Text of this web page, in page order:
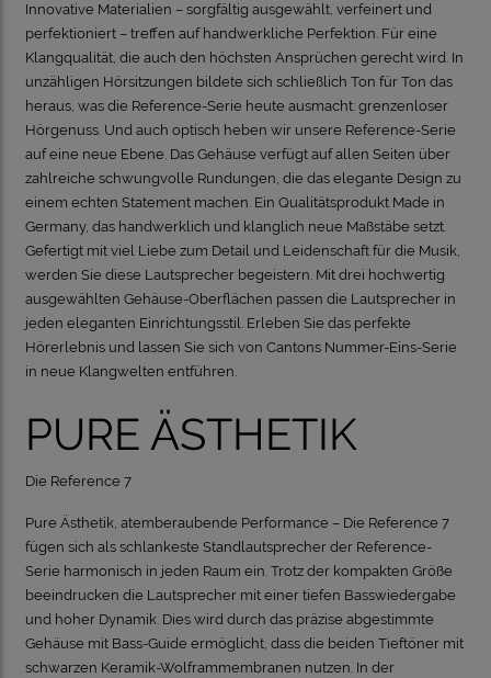
Innovative Materialien – sorgfältig ausgewählt, verfeinert und
perfektioniert – treffen auf handwerkliche Perfektion. Für eine
Klangqualität, die auch den höchsten Ansprüchen gerecht wird. In
unzähligen Hörsitzungen bildete sich schließlich Ton für Ton das
heraus, was die Reference-Serie heute ausmacht: grenzenloser
Hörgenuss. Und auch optisch heben wir unsere Reference-Serie
auf eine neue Ebene. Das Gehäuse verfügt auf allen Seiten über
zahlreiche schwungvolle Rundungen, die das elegante Design zu
einem echten Statement machen. Ein Qualitätsprodukt Made in
Germany, das handwerklich und klanglich neue Maßstäbe setzt.
Gefertigt mit viel Liebe zum Detail und Leidenschaft für die Musik,
werden Sie diese Lautsprecher begeistern. Mit drei hochwertig
ausgewählten Gehäuse-Oberflächen passen die Lautsprecher in
jeden eleganten Einrichtungsstil. Erleben Sie das perfekte
Hörerlebnis und lassen Sie sich von Cantons Nummer-Eins-Serie
in neue Klangwelten entführen.
PURE ÄSTHETIK
Die Reference 7
Pure Ästhetik, atemberaubende Performance – Die Reference 7
fügen sich als schlankeste Standlautsprecher der Reference-
Serie harmonisch in jeden Raum ein. Trotz der kompakten Größe
beeindrucken die Lautsprecher mit einer tiefen Basswiedergabe
und hoher Dynamik. Dies wird durch das präzise abgestimmte
Gehäuse mit Bass-Guide ermöglicht, dass die beiden Tieftöner mit
schwarzen Keramik-Wolframmembranen nutzen. In der